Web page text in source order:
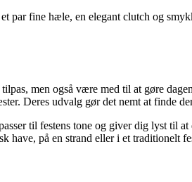
par fine hæle, en elegant clutch og
men også være med til at gøre
Deres udvalg gør det nemt at finde
til festens tone og giver dig lyst til
have, på en strand eller i et traditionelt